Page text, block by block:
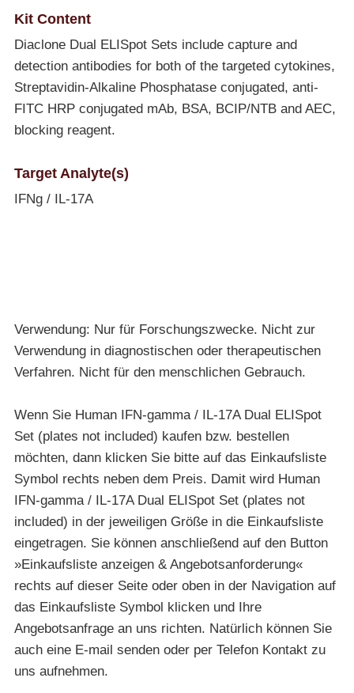
Kit Content
Diaclone Dual ELISpot Sets include capture and
detection antibodies for both of the targeted cytokines,
Streptavidin-Alkaline Phosphatase conjugated, anti-
FITC HRP conjugated mAb, BSA, BCIP/NTB and AEC,
blocking reagent.
Target Analyte(s)
IFNg / IL-17A
Verwendung: Nur für Forschungszwecke. Nicht zur
Verwendung in diagnostischen oder therapeutischen
Verfahren. Nicht für den menschlichen Gebrauch.
Wenn Sie Human IFN-gamma / IL-17A Dual ELISpot
Set (plates not included) kaufen bzw. bestellen
möchten, dann klicken Sie bitte auf das Einkaufsliste
Symbol rechts neben dem Preis. Damit wird Human
IFN-gamma / IL-17A Dual ELISpot Set (plates not
included) in der jeweiligen Größe in die Einkaufsliste
eingetragen. Sie können anschließend auf den Button
»Einkaufsliste anzeigen & Angebotsanforderung«
rechts auf dieser Seite oder oben in der Navigation auf
das Einkaufsliste Symbol klicken und Ihre
Angebotsanfrage an uns richten. Natürlich können Sie
auch eine E-mail senden oder per Telefon Kontakt zu
uns aufnehmen.